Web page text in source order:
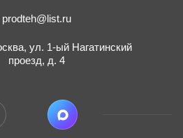
prodteh@list.ru
ул. 1-ый Нагатинский
проезд, д. 4